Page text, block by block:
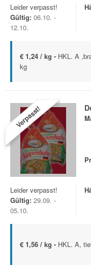
Leider verpasst!
Gültig: 06.10. -
12.10.
€ 1,24 / kg - HKL. A
kg
Verpasst!
Leider verpasst!
Gültig: 29.09. -
05.10.
€ 1,56 / kg - HKL. A,